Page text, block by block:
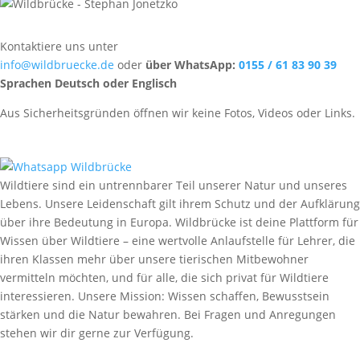
Kontaktiere uns unter
info@wildbruecke.de oder über WhatsApp: 0155 / 61 83 90 39
Sprachen Deutsch oder Englisch
Aus Sicherheitsgründen öffnen wir keine Fotos, Videos oder Links.
Wildtiere sind ein untrennbarer Teil unserer Natur und unseres
Lebens. Unsere Leidenschaft gilt ihrem Schutz und der Aufklärung
über ihre Bedeutung in Europa. Wildbrücke ist deine Plattform für
Wissen über Wildtiere – eine wertvolle Anlaufstelle für Lehrer, die
ihren Klassen mehr über unsere tierischen Mitbewohner
vermitteln möchten, und für alle, die sich privat für Wildtiere
interessieren. Unsere Mission: Wissen schaffen, Bewusstsein
stärken und die Natur bewahren. Bei Fragen und Anregungen
stehen wir dir gerne zur Verfügung.